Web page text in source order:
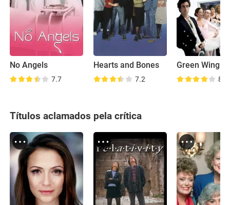
No Angels
7.7
Hearts and Bones
7.2
Green Wing
8.3
Títulos aclamados pela crítica